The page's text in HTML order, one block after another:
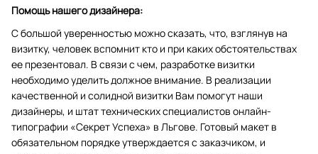
Помощь нашего дизайнера:
С большой уверенностью можно сказать, что, взглянув на
визитку, человек вспомнит кто и при каких обстоятельствах
ее презентовал. В связи с чем, разработке визитки
необходимо уделить должное внимание. В реализации
качественной и солидной визитки Вам помогут наши
дизайнеры, и штат технических специалистов онлайн-
типографии «Секрет Успеха» в Льгове. Готовый макет в
обязательном порядке утверждается с заказчиком, и